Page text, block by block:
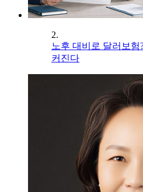
2.
노후 대비로 달러보
커진다